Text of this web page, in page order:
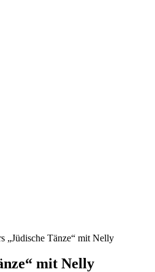
„Jüdische Tänze“ mit Nelly
mit Nelly